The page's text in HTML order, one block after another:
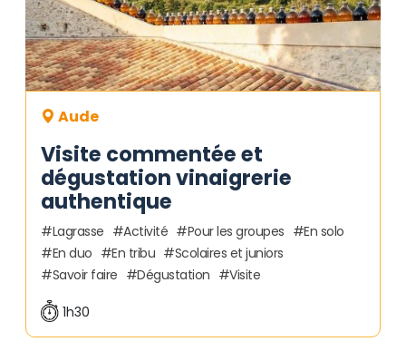
Visite commentée et
dégustation vinaigrerie
authentique
Aude
Lagrasse Activité Pour les groupes
En solo
En duo
En tribu
Scolaires et juniors
Savoir faire
Dégustation Visite
1h30